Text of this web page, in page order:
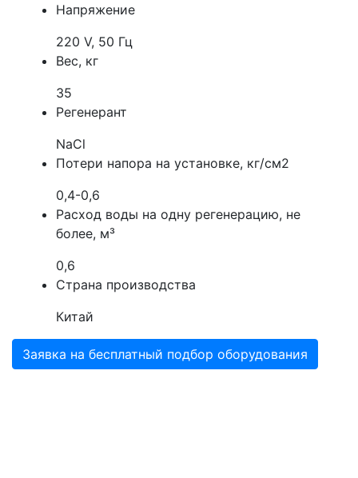
Напряжение
220 V, 50 Гц
Вес, кг
35
Регенерант
NaCl
Потери напора на установке, кг/см2
0,4-0,6
Расход воды на одну регенерацию, не
более, м³
0,6
Страна производства
Китай
Заявка на бесплатный подбор оборудования